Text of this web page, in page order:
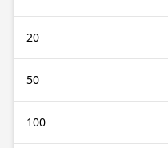
20
50
100